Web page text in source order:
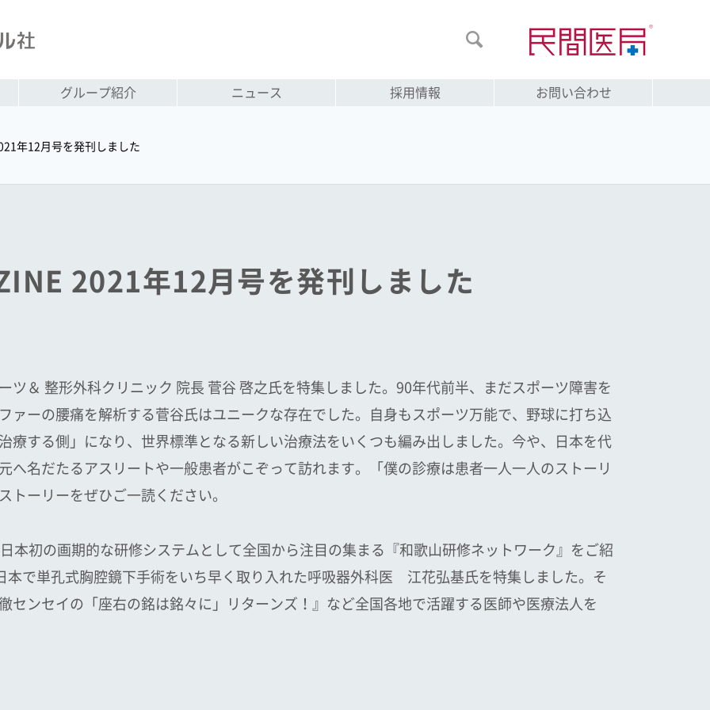

グループ紹介 ニュース 採用情報 お問い合わせ
年12月号を発刊しました
2021年12月号を発刊しました
ツ＆ 整形外科クリニック 院長 菅谷 啓之氏を特集しました。90年代前半、まだスポーツ障害を
ァーの腰痛を解析する菅谷氏はユニークな存在でした。自身もスポーツ万能で、野球に打ち込
療する側」になり、世界標準となる新しい治療法をいくつも編み出しました。今や、日本を代
へ名だたるアスリートや一般患者がこぞって訪れます。「僕の診療は患者一人一人のストーリ
トーリーをぜひご一読ください。
本初の画期的な研修システムとして全国から注目の集まる『和歌山研修ネットワーク』をご紹
本で単孔式胸腔鏡下手術をいち早く取り入れた呼吸器外科医 江花弘基氏を特集しました。そ
センセイの「座右の銘は銘々に」リターンズ！』など全国各地で活躍する医師や医療法人を